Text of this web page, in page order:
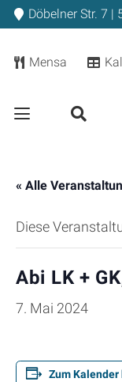
Döbelner Str. 7 |
Mensa
« Alle
Diese
Abi LK +
7. Mai 2024
Zum